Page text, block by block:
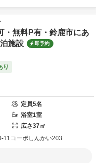
無料P有・鈴鹿市にあ
施設
即予約
り
定員5名
浴室1室
広さ37㎡
11コーポしんかい203